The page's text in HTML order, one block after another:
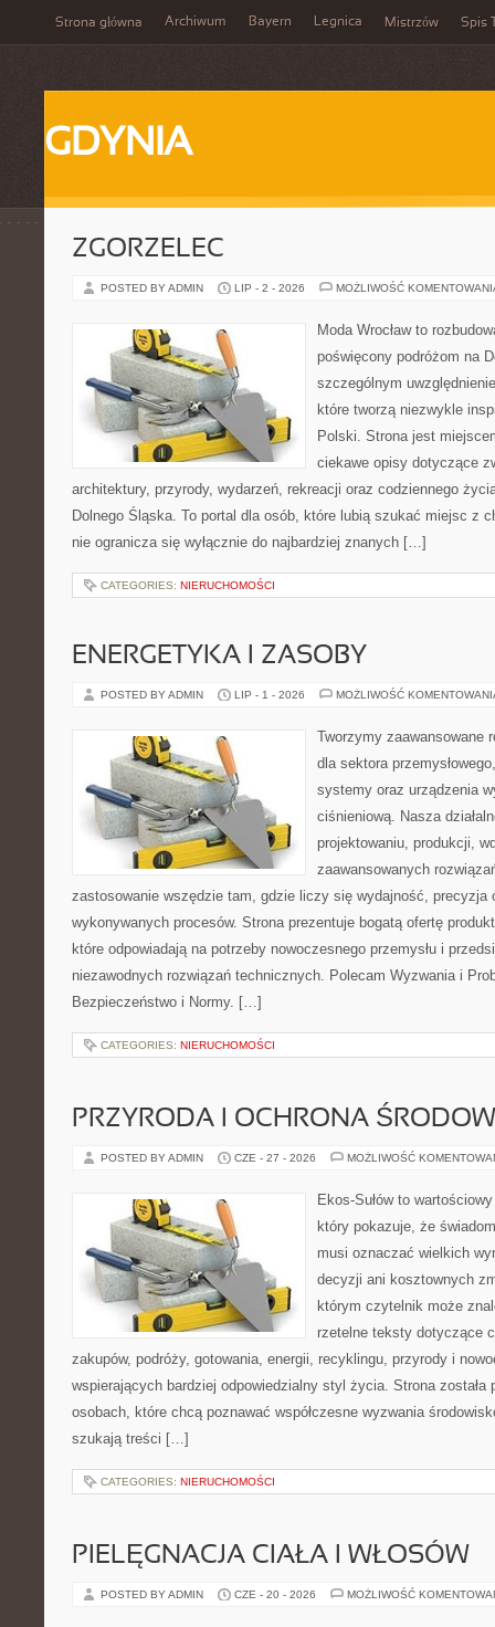
Strona główna Archiwum Bayern Legnica Mistrzów Spis
GDYNIA
ZGORZELEC
POSTED BY ADMIN LIP - 2 - 2026 MOŻLIWOŚĆ
Moda Wrocław to
poświęcony podróżom na
szczególnym
które tworzą niezwykle
Polski. Strona jest
ciekawe opisy dotyczące
architektury, przyrody, wydarzeń, rekreacji oraz codziennego
Dolnego Śląska. To portal dla osób, które lubią szukać miejsc z
nie ogranicza się wyłącznie do najbardziej znanych […]
CATEGORIES: NIERUCHOMOŚCI
ENERGETYKA I ZASOBY
POSTED BY ADMIN LIP - 1 - 2026 MOŻLIWOŚĆ
Tworzymy zaawansowane
dla sektora
systemy oraz urządzenia
ciśnieniową. Nasza
projektowaniu, produkcji,
zaawansowanych
zastosowanie wszędzie tam, gdzie liczy się wydajność, precyzja
wykonywanych procesów. Strona prezentuje bogatą ofertę
które odpowiadają na potrzeby nowoczesnego przemysłu i
niezawodnych rozwiązań technicznych. Polecam Wyzwania i
Bezpieczeństwo i Normy. […]
CATEGORIES: NIERUCHOMOŚCI
PRZYRODA I OCHRONA
POSTED BY ADMIN CZE - 27 - 2026 MOŻLIWOŚĆ
Ekos-Sułów to
który pokazuje, że
musi oznaczać wielkich
decyzji ani kosztownych
którym czytelnik może
rzetelne teksty dotyczące
zakupów, podróży, gotowania, energii, recyklingu, przyrody i
wspierających bardziej odpowiedzialny styl życia. Strona została
osobach, które chcą poznawać współczesne wyzwania
szukają treści […]
CATEGORIES: NIERUCHOMOŚCI
PIELĘGNACJA CIAŁA I WŁOSÓW
POSTED BY ADMIN CZE - 20 - 2026 MOŻLIWOŚĆ